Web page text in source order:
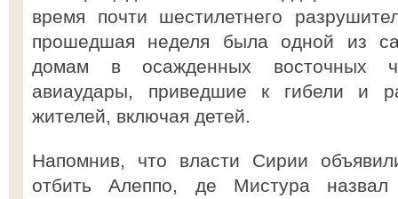
время почти шестилетнего
прошедшая неделя была одной из
домам в осажденных восточных
авиаудары, приведшие к гибели и
жителей, включая детей.
Напомнив, что власти Сирии
отбить Алеппо, де Мистура